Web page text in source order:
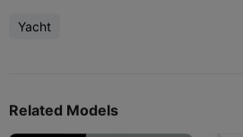
Yacht
Related Models